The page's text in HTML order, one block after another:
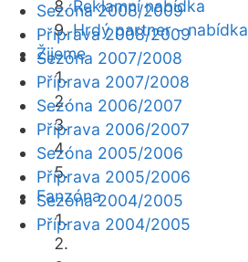
Reklamní nabídka
Hrdý partner - nabídka
Žijeme
Fanzóna
Sezóna 2008/2009
Příprava 2008/2009
Sezóna 2007/2008
Příprava 2007/2008
Sezóna 2006/2007
Příprava 2006/2007
Sezóna 2005/2006
Příprava 2005/2006
Sezóna 2004/2005
Příprava 2004/2005